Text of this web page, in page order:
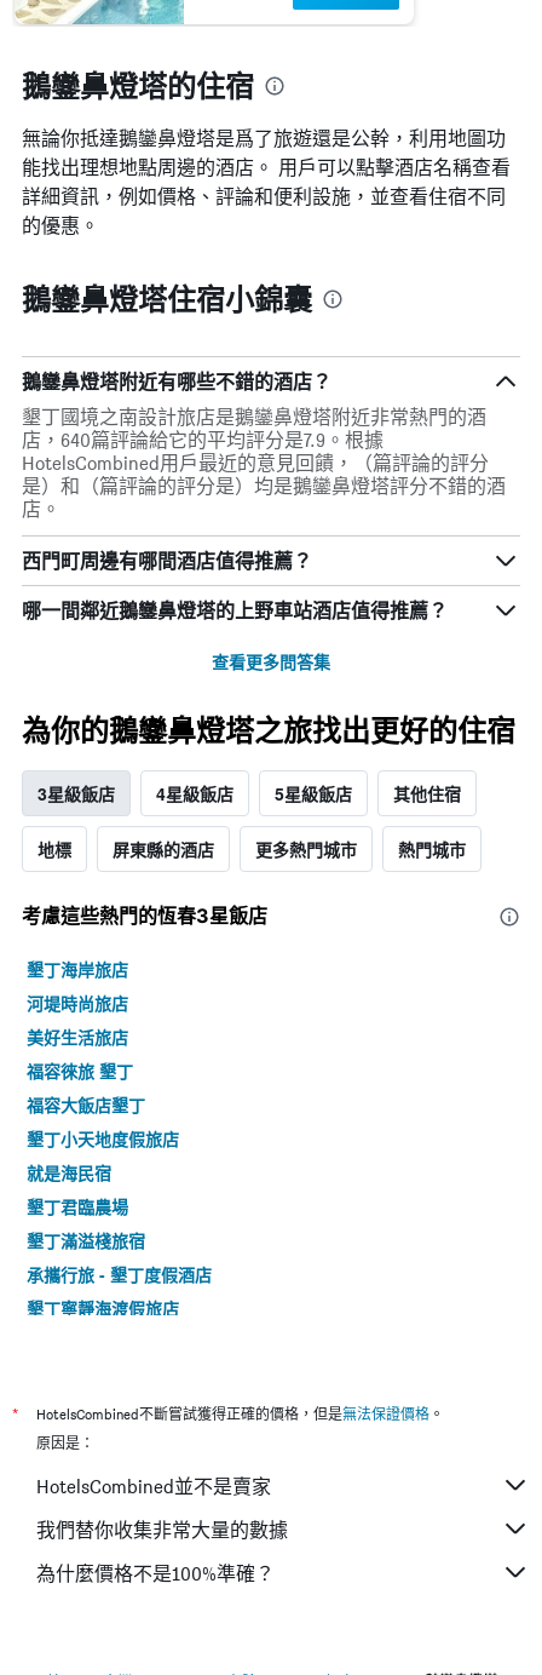
鵝鑾鼻燈塔的住宿
無論你抵達鵝鑾鼻燈塔​是爲了旅遊還是公幹，利用地圖功
能找出理想地點周邊的酒店。 用戶可以點擊酒店名稱查看
詳細資訊，例如價格、評論和便利設施，並查看住宿不同
的優惠。
鵝鑾鼻燈塔住宿小錦囊
鵝鑾鼻燈塔附近有哪些不錯的酒店？
墾丁國境之南設計旅店是鵝鑾鼻燈塔附近非常熱門的酒
店，640篇評論給它的平均評分是7.9。根據
HotelsCombined用戶最近的意見回饋，（篇評論的評分
是）和（篇評論的評分是）均是鵝鑾鼻燈塔評分不錯的酒
店。
西門町周邊有哪間酒店值得推薦？
哪一間鄰近鵝鑾鼻燈塔的上野車站酒店值得推薦？
查看更多問答集
為你的鵝鑾鼻燈塔之旅找出更好的住宿
3星級飯店 4星級飯店 5星級飯店 其他住宿
地標 屏東縣的酒店 更多熱門城市 熱門城市
考慮這些熱門的恆春3星​飯店
墾丁海岸旅店
河堤時尚旅店
美好生活旅店
福容徠旅 墾丁
福容大飯店墾丁
墾丁小天地度假旅店
就是海民宿
墾丁君臨農場
墾丁滿溢棧旅宿
承攜行旅 - 墾丁度假酒店
墾丁寧靜海渡假旅店
S·9旅宿
華納小筑
船帆石。白旅居
墾丁馬爾地夫溫泉大飯店
墾丁9號旅舍
* HotelsCombined不斷嘗試獲得正確的價格，但是無法保證價格 。
原因是：
HotelsCombined並不是賣家
我們替你收集非常大量的數據
為什麼價格不是100%準確？